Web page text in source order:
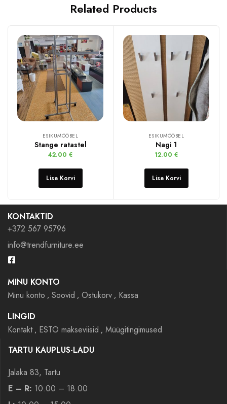
Related Products
ESIKUMÖÖBEL
Stange ratastel
42.00 €
Lisa Korvi
ESIKUMÖÖBEL
Nagi 1
12.00 €
Lisa Korvi
KONTAKTID
+372 567 95796
info@trendfurniture.ee
MINU KONTO
Minu konto
Soovid Ostukorv
Kassa
LINGID
Kontakt
ESTO makseviisid
Müügitingimused
TARTU KAUPLUS-LADU
Jalaka 83, Tartu
E – R: 10.00 – 18.00